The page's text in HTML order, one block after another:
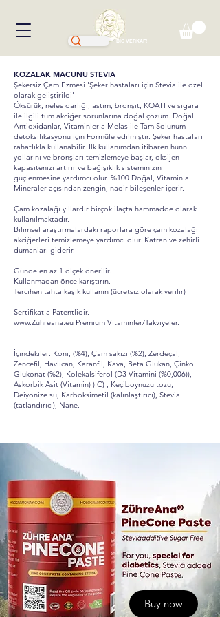
BIG VERKAF!
KOZALAK MACUNU STEVIA
Şekersiz Çam Ezmesi 'Şeker hastaları için Stevia ile özel
olarak geliştirildi'
Öksürük, nefes darlığı, astım, bronşit, KOAH ve sigara
ile ilgili tüm akciğer sorunlarına doğal çözüm. Doğal
Antioxidanlar, Vitaminler a Melas ile Tam Solunum
detoksifikasyonu için Formüle edilmiştir. Şeker hastaları
rahatlıkla kullanabilir. İlk kullanımdan itibaren hunn
yollarını ve bronşları temizlemeye başlar, oksijen
kapasitenizi artırır ve bağışıklık sisteminizin
güçlenmesine yardımcı olur. %100 Doğal, Vitamin a
Mineraler açısından zengin, nadir bileşenler içerir.
Çam kozalağı yıllardır birçok ilaçta hammadde olarak
kullanılmaktadır.
Bilimsel araştırmalardaki raporlara göre çam kozalağı
akciğerleri temizlemeye yardımcı olur. Katran ve zehirli
dumanları giderir.
Günde en az 1 ölçek önerilir.
Kullanmadan önce karıştırın.
Tercihen tahta kaşık kullanın (ücretsiz olarak verilir)
Sertifikat a Patentlidir.
www.Zuhreana.eu Premium Vitaminler/Takviyeler.
İçindekiler: Koni, (%4), Çam sakızı (%2), Zerdeçal,
Zencefil, Havlıcan, Karanfil, Kava, Beta Glukan, Çinko
Glukonat (%2), Kolekalsiferol (D3 Vitamini (%0,006)),
Askorbik Asit (Vitamin) ) C) , Keçiboynuzu tozu,
Deiyonize su, Karboksimetil (kalınlaştırıcı), Stevia
(tatlandırıcı), Nane.
Buy now